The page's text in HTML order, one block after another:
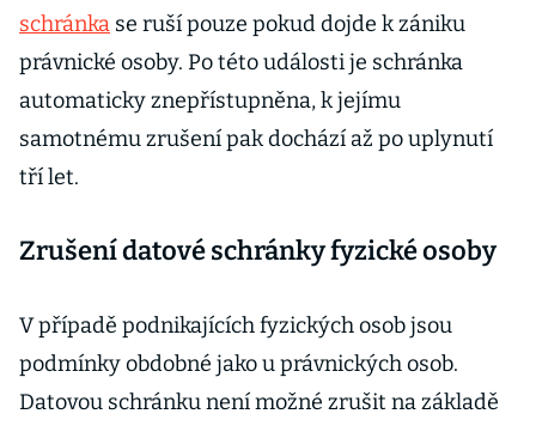
schránka se ruší pouze pokud dojde k zániku
právnické osoby. Po této události je schránka
automaticky znepřístupněna, k jejímu
samotnému zrušení pak dochází až po uplynutí
tří let.
Zrušení datové schránky fyzické osoby
V případě podnikajících fyzických osob jsou
podmínky obdobné jako u právnických osob.
Datovou schránku není možné zrušit na základě